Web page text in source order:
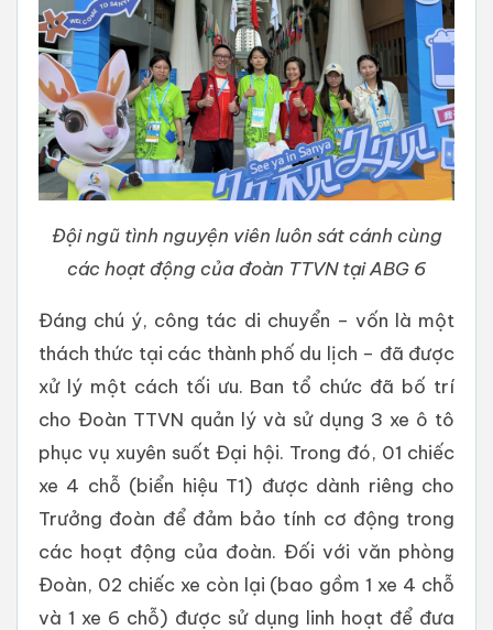
Đội ngũ tình nguyện viên luôn sát cánh cùng
các hoạt động của đoàn TTVN tại ABG 6
Đáng chú ý, công tác di chuyển – vốn là một
thách thức tại các thành phố du lịch – đã được
xử lý một cách tối ưu. Ban tổ chức đã bố trí
cho Đoàn TTVN quản lý và sử dụng 3 xe ô tô
phục vụ xuyên suốt Đại hội. Trong đó, 01 chiếc
xe 4 chỗ (biển hiệu T1) được dành riêng cho
Trưởng đoàn để đảm bảo tính cơ động trong
các hoạt động của đoàn. Đối với văn phòng
Đoàn, 02 chiếc xe còn lại (bao gồm 1 xe 4 chỗ
và 1 xe 6 chỗ) được sử dụng linh hoạt để đưa